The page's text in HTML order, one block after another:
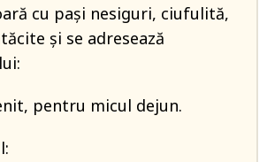
cu pași nesiguri, ciufulită,
și se adresează
pentru micul dejun.